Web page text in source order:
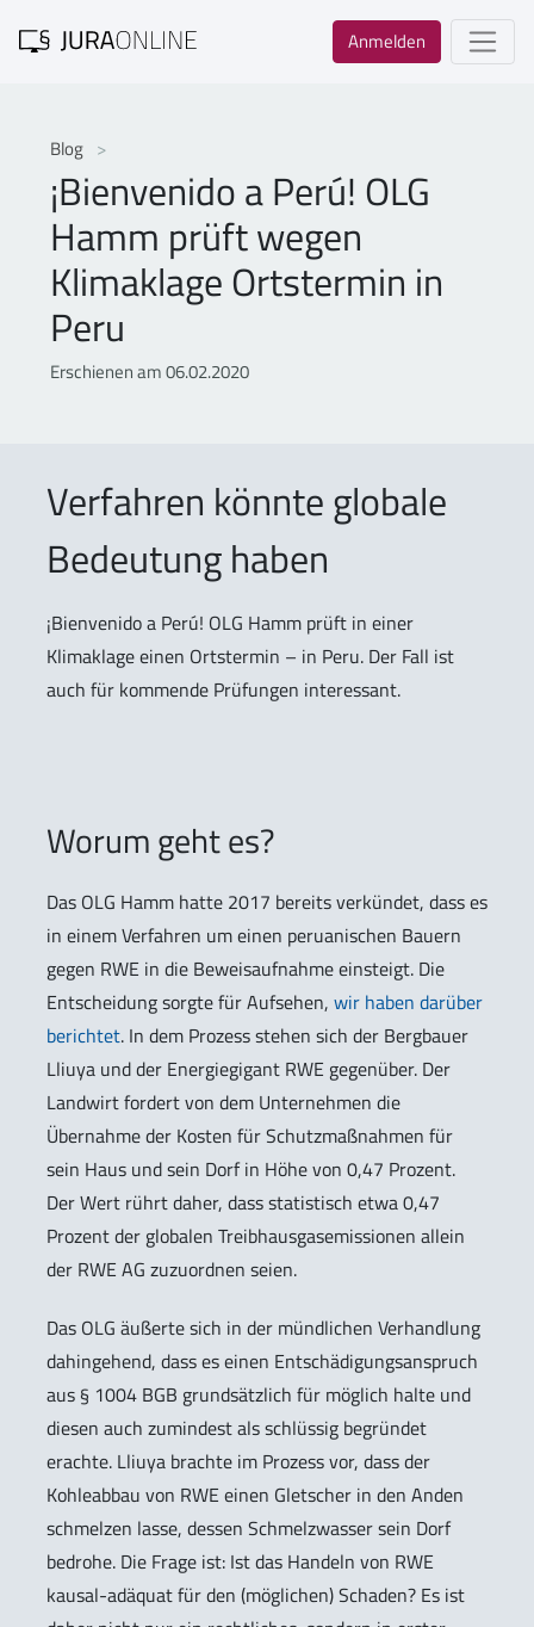
Anmelden
Blog
¡Bienvenido a Perú! OLG
Hamm prüft wegen
Klimaklage Ortstermin in
Peru
Erschienen am 06.02.2020
Verfahren könnte globale
Bedeutung haben
¡Bienvenido a Perú! OLG Hamm prüft in einer
Klimaklage einen Ortstermin – in Peru. Der Fall ist
auch für kommende Prüfungen interessant.
Worum geht es?
Das OLG Hamm hatte 2017 bereits verkündet, dass es
in einem Verfahren um einen peruanischen Bauern
gegen RWE in die Beweisaufnahme einsteigt. Die
Entscheidung sorgte für Aufsehen, wir haben darüber
berichtet. In dem Prozess stehen sich der Bergbauer
Lliuya und der Energiegigant RWE gegenüber. Der
Landwirt fordert von dem Unternehmen die
Übernahme der Kosten für Schutzmaßnahmen für
sein Haus und sein Dorf in Höhe von 0,47 Prozent.
Der Wert rührt daher, dass statistisch etwa 0,47
Prozent der globalen Treibhausgasemissionen allein
der RWE AG zuzuordnen seien.
Das OLG äußerte sich in der mündlichen Verhandlung
dahingehend, dass es einen Entschädigungsanspruch
aus § 1004 BGB grundsätzlich für möglich halte und
diesen auch zumindest als schlüssig begründet
erachte. Lliuya brachte im Prozess vor, dass der
Kohleabbau von RWE einen Gletscher in den Anden
schmelzen lasse, dessen Schmelzwasser sein Dorf
bedrohe. Die Frage ist: Ist das Handeln von RWE
kausal-adäquat für den (möglichen) Schaden? Es ist